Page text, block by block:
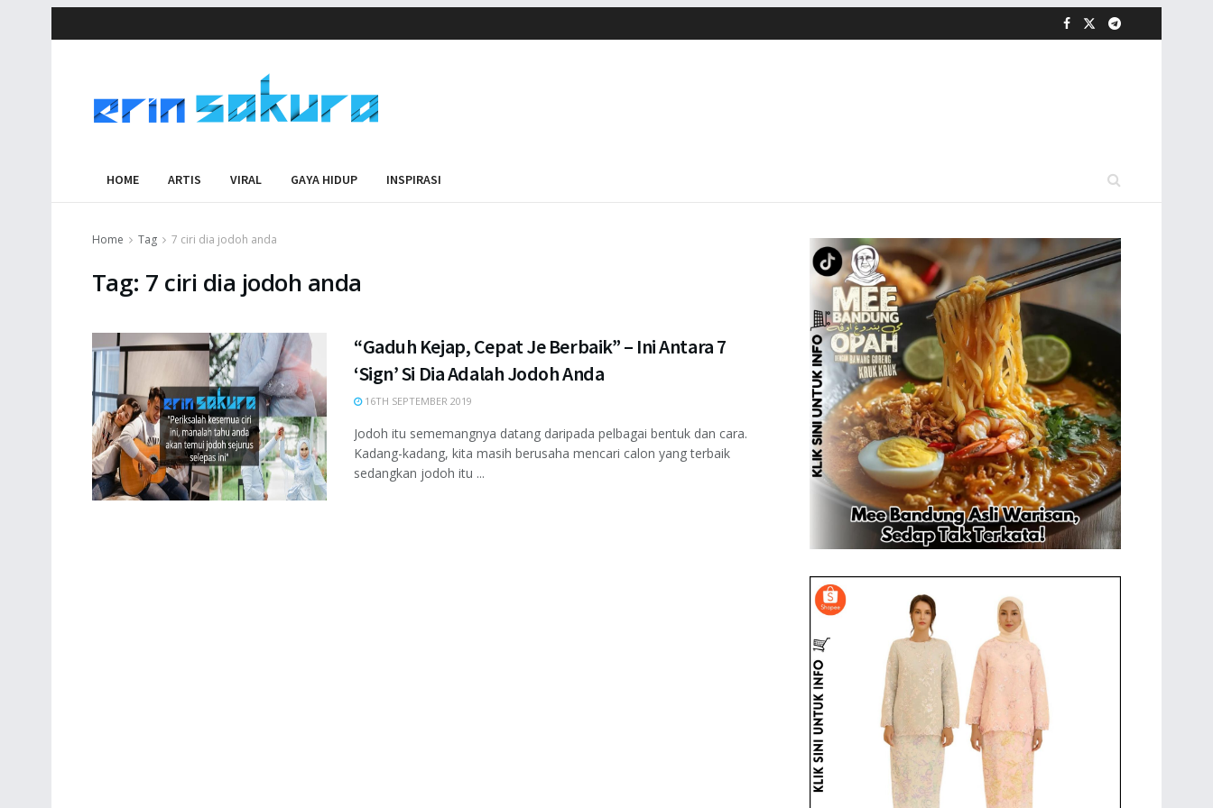
HOME ARTIS VIRAL GAYA HIDUP INSPIRASI
Home Tag 7 ciri dia jodoh anda
Tag: 7 ciri dia jodoh anda
“Gaduh Kejap, Cepat Je Berbaik” – Ini Antara 7
‘Sign’ Si Dia Adalah Jodoh Anda
16TH SEPTEMBER 2019
Jodoh itu sememangnya datang daripada pelbagai bentuk dan cara.
Kadang-kadang, kita masih berusaha mencari calon yang terbaik
sedangkan jodoh itu ...